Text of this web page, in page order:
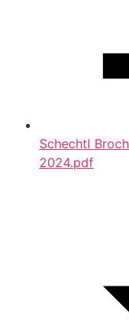
Schechtl
2024.pdf